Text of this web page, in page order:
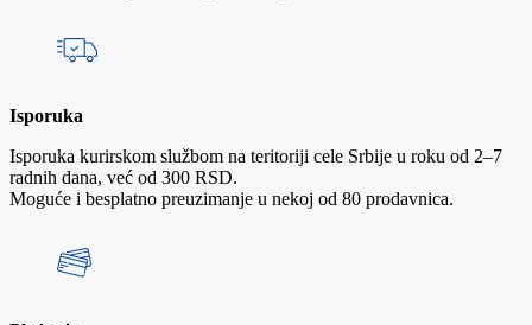
Isporuka
Isporuka kurirskom službom na teritoriji cele Srbije u roku od 2–7
radnih dana, već od 300 RSD.
Moguće i besplatno preuzimanje u nekoj od 80 prodavnica.